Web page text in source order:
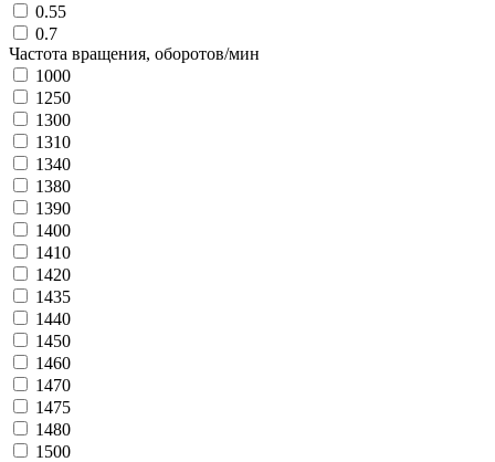
0.55
0.7
Частота вращения, оборотов/мин
1000
1250
1300
1310
1340
1380
1390
1400
1410
1420
1435
1440
1450
1460
1470
1475
1480
1500